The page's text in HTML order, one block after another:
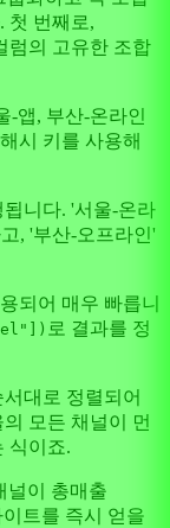
첫 번째로,
럼의 고유한 조합
-앱, 부산-온라인
시 키를 사용해
니다. '서울-온라
, '부산-오프라인'
되어 매우 빠릅니
로 결과를 정
대로 정렬되어
모든 채널이 먼
식이죠.
널이 총매출
트를 즉시 얻을